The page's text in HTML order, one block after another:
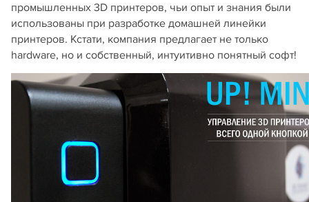
промышленных 3D принтеров, чьи опыт и знания были
использованы при разработке домашней линейки
принтеров. Кстати, компания предлагает не только
hardware, но и собственный, интуитивно понятный софт!